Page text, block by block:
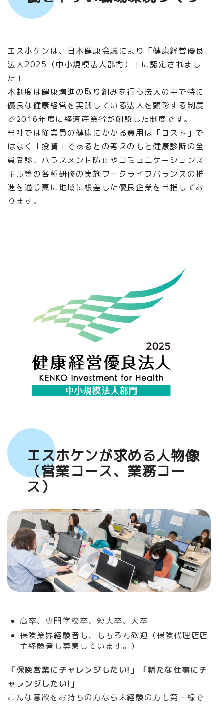
エスホケンは、日本健康会議により「健康経営優良
法人2025（中小規模法人部門）」に認定されまし
た！
本制度は健康増進の取り組みを行う法人の中で特に
優良な健康経営を実践している法人を顕彰する制度
で2016年度に経済産業省が創設した制度です。
当社では従業員の健康にかかる費用は「コスト」で
はなく「投資」であるとの考えのもと健康診断の全
員受診、ハラスメント防止やコミュニケーションス
キル等の各種研修の実施ワークライフバランスの推
進を通じ真に地域に根差した優良企業を目指してお
ります。
エスホケンが求める人物像
（営業コース、業務コー
ス）
高卒、専門学校卒、短大卒、大卒
保険業界経験者も、もちろん歓迎（保険代理店店
主経験者も募集しています。）
「保険営業にチャレンジしたい!」「新たな仕事にチ
ャレンジしたい!」
こんな意欲をお持ちの方なら未経験の方も第一線で